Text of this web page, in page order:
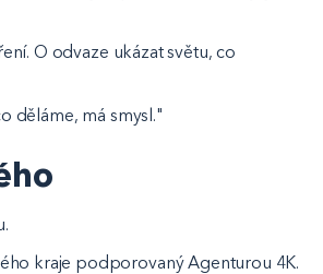
O odvaze ukázat světu, co
děláme, má smysl."
kraje podporovaný Agenturou 4K.